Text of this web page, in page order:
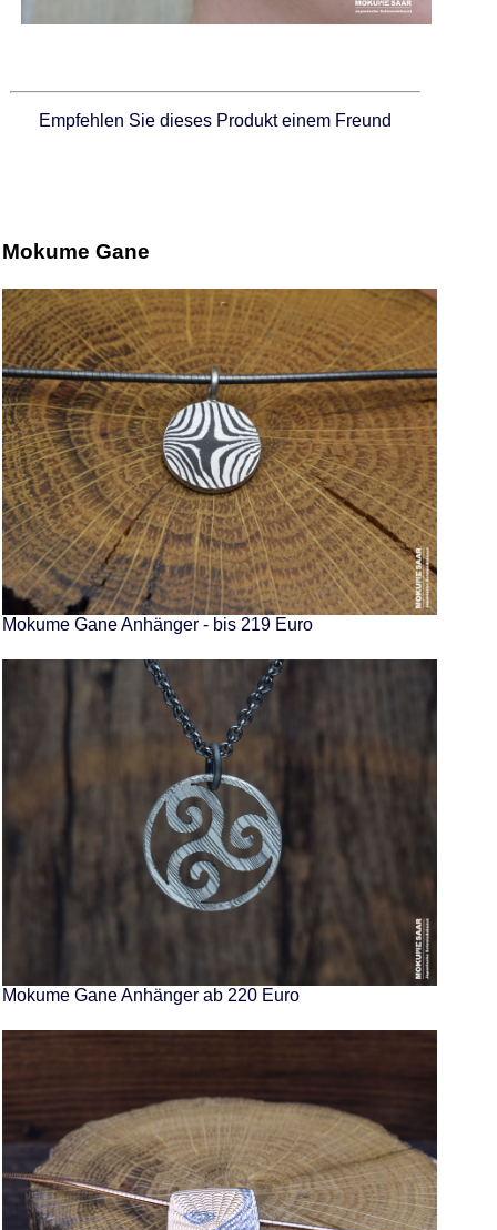
Empfehlen Sie dieses Produkt einem Freund
Mokume Gane
Mokume Gane Anhänger - bis 219 Euro
Mokume Gane Anhänger ab 220 Euro